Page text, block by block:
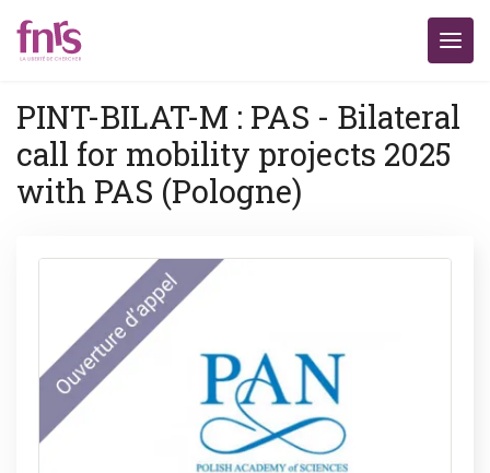
PINT-BILAT-M : PAS - Bilateral
call for mobility projects 2025
with PAS (Pologne)